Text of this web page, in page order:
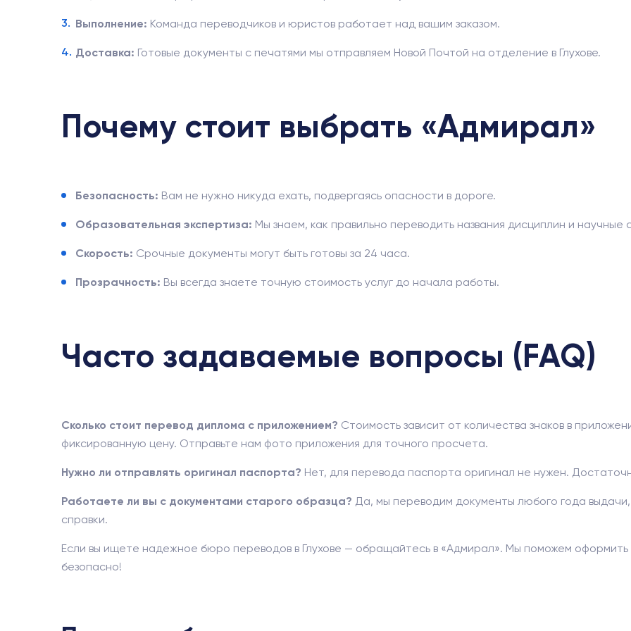
Выполнение: Команда переводчиков и юристов работает над вашим заказом.
Доставка: Готовые документы с печатями мы отправляем Новой Почтой на отделение в Глухове.
Почему стоит выбрать «Адмирал»
Безопасность: Вам не нужно никуда ехать, подвергаясь опасности в дороге.
Образовательная экспертиза: Мы знаем, как правильно переводить названия дисциплин и научные
Скорость: Срочные документы могут быть готовы за 24 часа.
Прозрачность: Вы всегда знаете точную стоимость услуг до начала работы.
Часто задаваемые вопросы (FAQ)
Сколько стоит перевод диплома с приложением? Стоимость зависит от количества знаков в
фиксированную цену. Отправьте нам фото приложения для точного просчета.
Нужно ли отправлять оригинал паспорта? Нет, для перевода паспорта оригинал не нужен.
Работаете ли вы с документами старого образца? Да, мы переводим документы любого года
справки.
Если вы ищете надежное бюро переводов в Глухове — обращайтесь в «Адмирал». Мы поможем
безопасно!